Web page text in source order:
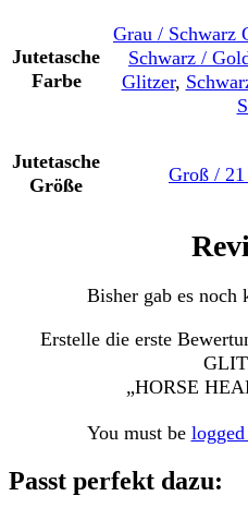
Jutetasche
Farbe
Grau / Schwarz
Schwarz /
Glitzer,
Jutetasche
Größe
Groß /
Bisher gab es noch
Erstelle die erste
„HORSE
You must be
Passt perfekt dazu: